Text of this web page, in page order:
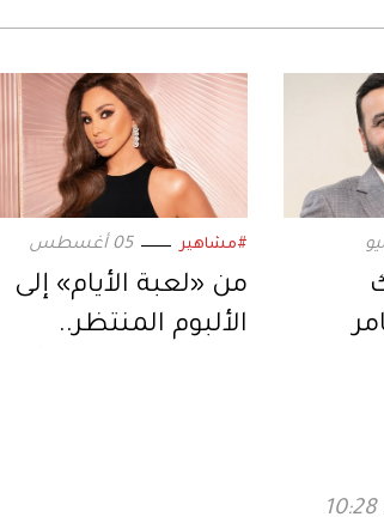
#مشاهير 05 أغسطس
من «لعبة الأيام» إلى
الألبوم المنتظر..